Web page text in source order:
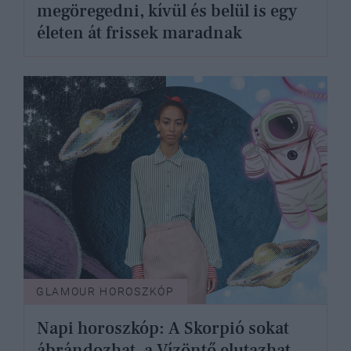
megöregedni, kívül és belül is egy
életen át frissek maradnak
GLAMOUR HOROSZKÓP
Napi horoszkóp: A Skorpió sokat